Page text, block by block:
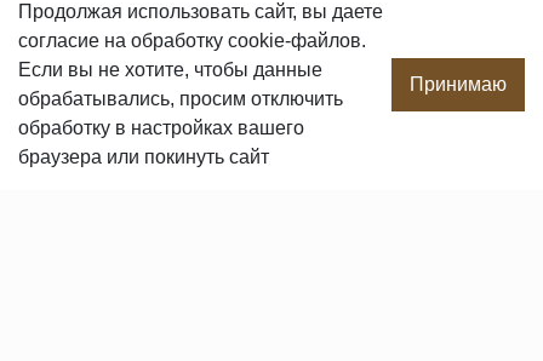
О компании
Производство
Сотрудничество
Сертификаты продукции
Вакансии
Продолжая использовать сайт, вы даете
согласие на обработку cookie-файлов.
Если вы не хотите, чтобы данные
обрабатывались, просим отключить
обработку в настройках вашего
браузера или покинуть сайт
Принимаю